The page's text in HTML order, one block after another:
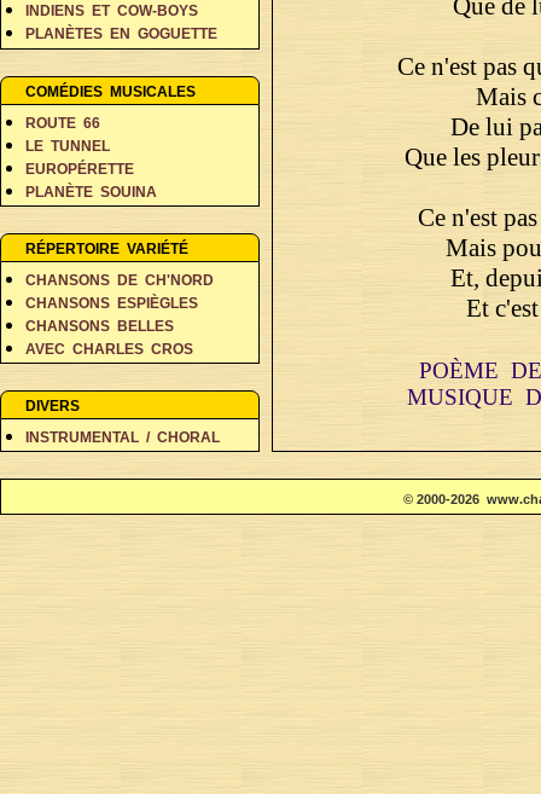
INDIENS ET COW-BOYS
PLANÈTES EN GOGUETTE
RÊVES ET FANTAISIE
COMÉDIES MUSICALES
ROUTE 66
LE TUNNEL
EUROPÉRETTE
PLANÈTE SOUINA
RÉPERTOIRE VARIÉTÉ
CHANSONS DE CH'NORD
CHANSONS ESPIÈGLES
CHANSONS BELLES
AVEC CHARLES CROS
COIN DES POÈTES E-L
COIN DES POÈTES M-V
DIVERS
INSTRUMENTAL / CHORAL
Ce n'est pas
Mais
De lui
Que les
Ce n'est
Mais
Et,
Et
POÈME
MUSIQUE
© 2000-2026